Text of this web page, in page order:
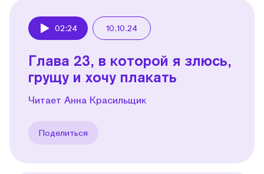
02:24 10.10.24
Глава 23, в которой я злюсь,
грущу и хочу плакать
Читает Анна Красильщик
Поделиться